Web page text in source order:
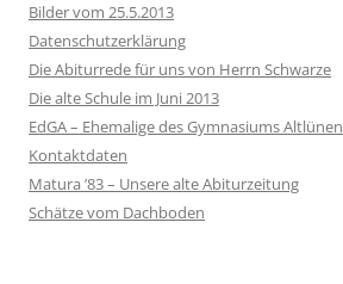
Bilder vom 25.5.2013
Datenschutzerklärung
Die Abiturrede für uns von Herrn Schwarze
Die alte Schule im Juni 2013
EdGA – Ehemalige des Gymnasiums Altlünen
Kontaktdaten
Matura ’83 – Unsere alte Abiturzeitung
Schätze vom Dachboden